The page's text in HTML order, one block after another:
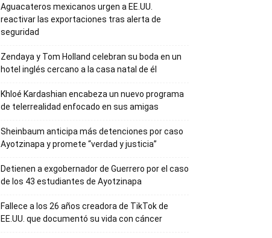
Aguacateros mexicanos urgen a EE.UU.
reactivar las exportaciones tras alerta de
seguridad
Zendaya y Tom Holland celebran su boda en un
hotel inglés cercano a la casa natal de él
Khloé Kardashian encabeza un nuevo programa
de telerrealidad enfocado en sus amigas
Sheinbaum anticipa más detenciones por caso
Ayotzinapa y promete “verdad y justicia”
Detienen a exgobernador de Guerrero por el caso
de los 43 estudiantes de Ayotzinapa
Fallece a los 26 años creadora de TikTok de
EE.UU. que documentó su vida con cáncer